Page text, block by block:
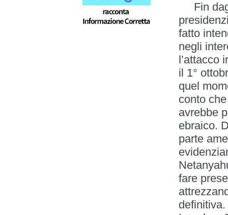
Fin
fatto
negli
l’attacco
il 1°
quel
conto
avrebbe
ebraico.
parte
fare